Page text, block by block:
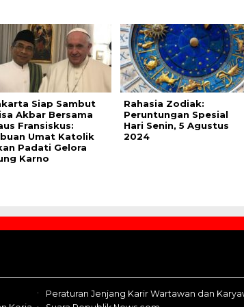
Siap Sambut
Akbar Bersama
Fransiskus:
Umat Katolik
Padati Gelora
Karno
Rahasia Zodiak:
Peruntungan Spesial
Hari Senin, 5 Agustus
2024
Peraturan Jenjang Karir Wartawan dan